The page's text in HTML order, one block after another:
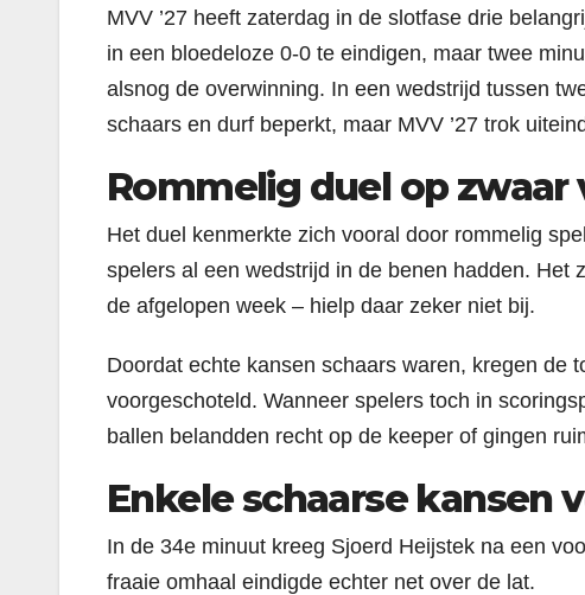
MVV ’27 heeft zaterdag in de slotfase drie
in een bloedeloze 0-0 te eindigen, maar twee
alsnog de overwinning. In een wedstrijd tussen
schaars en durf beperkt, maar MVV ’27 trok
Rommelig duel op zwaar
Het duel kenmerkte zich vooral door rommelig
spelers al een wedstrijd in de benen hadden. Het
de afgelopen week – hielp daar zeker niet bij.
Doordat echte kansen schaars waren, kregen de
voorgeschoteld. Wanneer spelers toch in
ballen belandden recht op de keeper of gingen
Enkele schaarse kansen
In de 34e minuut kreeg Sjoerd Heijstek na een
fraaie omhaal eindigde echter net over de lat.